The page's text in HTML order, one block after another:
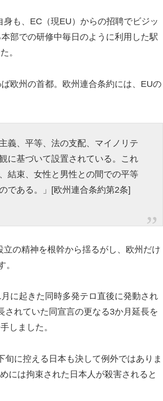
身も、EC（現EU）からの招聘でビジッ
部での研修中毎日のように利用した駅
。
欧州の首都。欧州連合条約には、 EUの
義、平等、法の支配、 マイノリテ
に基づいて設置されている。これ
結束、女性と男性との間での平等
である。」[欧州連合条約第2条]
の精神を根幹から揺るがし、
欧州だけ
。
に起きた同時多発テロ直後に発動され
されていた同宣言の更なる3か月延長を
しました。
旬に控える日本も決して例外ではありま
には拘束された日本人が殺害されると